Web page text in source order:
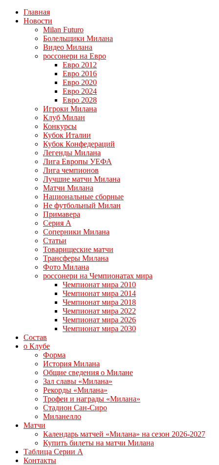
Главная
Новости
Milan Futuro
Болельщики Милана
Видео Милана
россонери на Евро
Евро 2012
Евро 2016
Евро 2020
Евро 2024
Евро 2028
Игроки Милана
Клуб Милан
Конкурсы
Кубок Италии
Кубок Конфедераций
Легенды Милана
Лига Европы УЕФА
Лига чемпионов
Лучшие матчи Милана
Матчи Милана
Национальные сборные
Не футбольный Милан
Примавера
Серия А
Соперники Милана
Статьи
Товарищеские матчи
Трансферы Милана
Фото Милана
россонери на Чемпионатах мира
Чемпионат мира 2010
Чемпионат мира 2014
Чемпионат мира 2018
Чемпионат мира 2022
Чемпионат мира 2026
Чемпионат мира 2030
Состав
о Клубе
Форма
История Милана
Общие сведения о Милане
Зал славы «Милана»
Рекорды «Милана»
Трофеи и награды «Милана»
Стадион Сан-Сиро
Миланелло
Матчи
Календарь матчей «Милана» на сезон 2026-2027
Купить билеты на матчи Милана
Таблица Серии А
Контакты